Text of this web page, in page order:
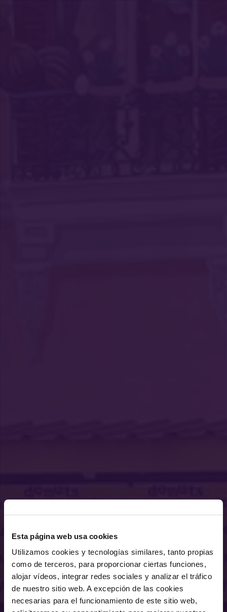
Esta página web usa cookies
Utilizamos cookies y tecnologías similares, tanto propias
como de terceros, para proporcionar ciertas funciones,
alojar vídeos, integrar redes sociales y analizar el tráfico
de nuestro sitio web. A excepción de las cookies
necesarias para el funcionamiento de este sitio web,